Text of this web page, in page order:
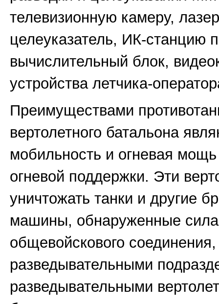
телевизионную камеру,
целеуказатель, ИК-станцию
вычислительный блок,
устройства летчика-
Преимуществами
вертолетного батальона
мобильность и огневая мощь
огневой поддержки. Эти
уничтожать танки и другие
машины, обнаруженные
общевойскового
разведывательными
разведывательными